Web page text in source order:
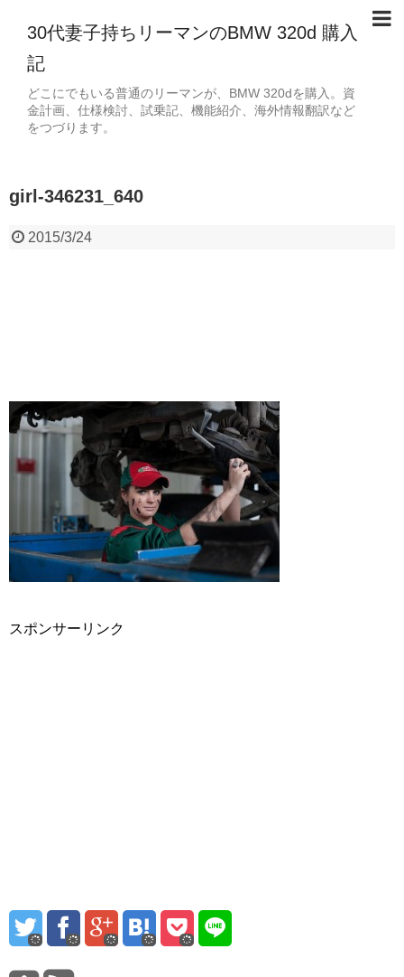
30代妻子持ちリーマンのBMW 320d 購入
記
どこにでもいる普通のリーマンが、BMW 320dを購入。資
金計画、仕様検討、試乗記、機能紹介、海外情報翻訳など
をつづります。
girl-346231_640
2015/3/24
スポンサーリンク